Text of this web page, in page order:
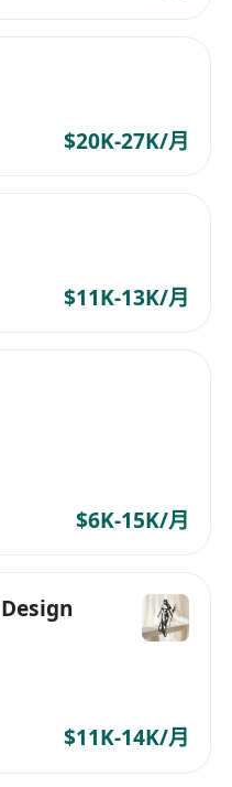
$20K-27K/月
$11K-13K/月
$6K-15K/月
$11K-14K/月